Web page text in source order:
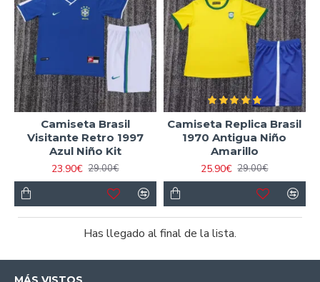
Camiseta Brasil
Visitante Retro 1997
Azul Niño Kit
23.90€ 29.00€
Camiseta Replica Brasil
1970 Antigua Niño
Amarillo
25.90€ 29.00€
Has llegado al final de la lista.